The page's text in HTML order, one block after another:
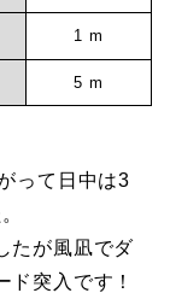
1 m
5 m
って日中は3
たが風凪でダ
突入です！